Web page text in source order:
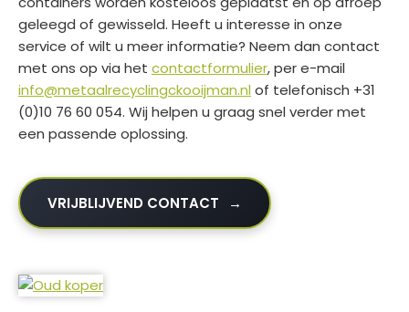
geleegd of gewisseld. Heeft u interesse in onze
service of wilt u meer informatie? Neem dan contact
met ons op via het contactformulier, per e-mail
info@metaalrecyclingckooijman.nl of telefonisch +31
(0)10 76 60 054. Wij helpen u graag snel verder met
een passende oplossing.
VRIJBLIJVEND CONTACT